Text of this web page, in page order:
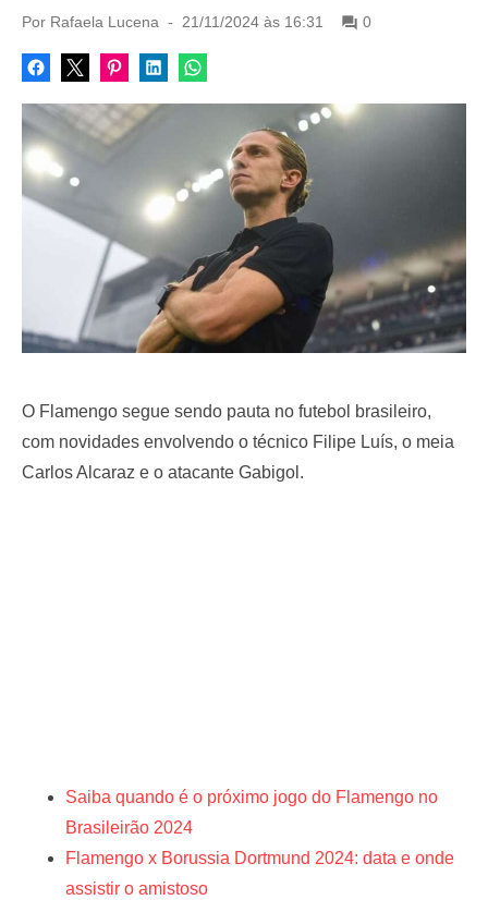
Por Rafaela Lucena
P
s
t
21/11/2024 às 16:31 0
O Flamengo segue sendo pauta no futebol brasileiro,
com novidades envolvendo o técnico Filipe Luís, o meia
Carlos Alcaraz e o atacante Gabigol.
Saiba quando é o próximo jogo do Flamengo no
Brasileirão 2024
Flamengo x Borussia Dortmund 2024: data e onde
assistir o amistoso